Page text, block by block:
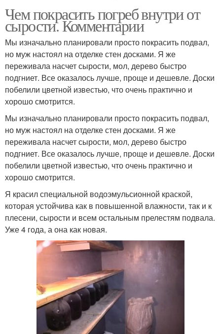
Чем покрасить погреб внутри от
сырости. Комментарии
Мы изначально планировали просто покрасить подвал,
но муж настоял на отделке стен досками. Я же
переживала насчет сырости, мол, дерево быстро
подгниет. Все оказалось лучше, проще и дешевле. Доски
побелили цветной известью, что очень практично и
хорошо смотрится.
Мы изначально планировали просто покрасить подвал,
но муж настоял на отделке стен досками. Я же
переживала насчет сырости, мол, дерево быстро
подгниет. Все оказалось лучше, проще и дешевле. Доски
побелили цветной известью, что очень практично и
хорошо смотрится.
Я красил специальной водоэмульсионной краской,
которая устойчива как в повышенной влажности, так и к
плесени, сырости и всем остальным прелестям подвала.
Уже 4 года, а она как новая.